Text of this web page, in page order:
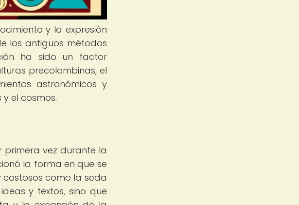
y la expresión
los antiguos métodos
ha sido un factor
precolombinas, el
astronómicos y
el cosmos.
primera vez durante la
la forma en que se
como la seda
y textos, sino que